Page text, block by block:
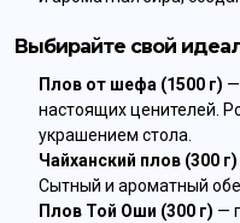
Выбирайте свой
Плов от шефа (1500 г)
настоящих ценителей.
украшением стола.
Чайханский плов (300 г)
Сытный и ароматный
Плов Той Оши (300 г) —